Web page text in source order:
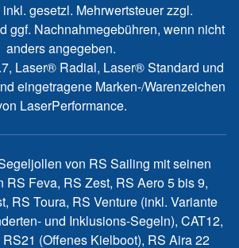
gesetzl. Mehrwertsteuer zzgl.
ggf. Nachnahmegebühren, wenn nicht
anders angegeben.
Laser® Radial, Laser® Standard und
eingetragene Marken-/Warenzeichen
LaserPerformance.
von RS Sailing mit seinen
RS Feva, RS Zest, RS Aero 5 bis 9,
RS Toura, RS Venture (inkl. Variante
und Inklusions-Segeln), CAT12,
(Offenes Kielboot), RS Aira 22